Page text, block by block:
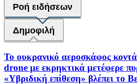
Ροή ειδήσεων
Δημοφιλή
Το ουκρανικό αεροσκάφος
drone με εκρηκτικά μετέφερε
«Υβριδική επίθεση» βλέπει το